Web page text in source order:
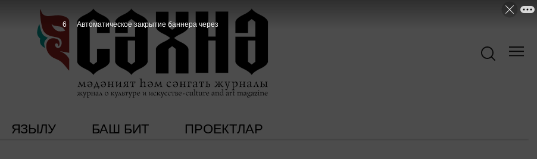
ЯЗЫЛУ БАШ БИТ ПРОЕКТЛАР
5 Автоматическое закрытие баннера через